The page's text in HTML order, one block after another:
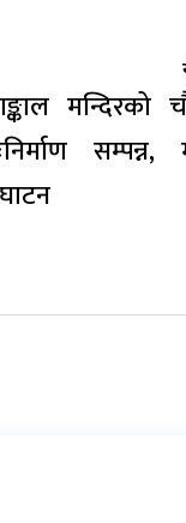
मन्दिरको
सम्पन्न,